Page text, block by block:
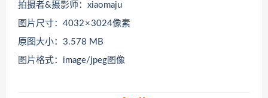
拍摄者&摄影师：xiaomaju
图片尺寸：4032 × 3024像素
原图大小：3.578 MB
图片格式：image/jpeg图像